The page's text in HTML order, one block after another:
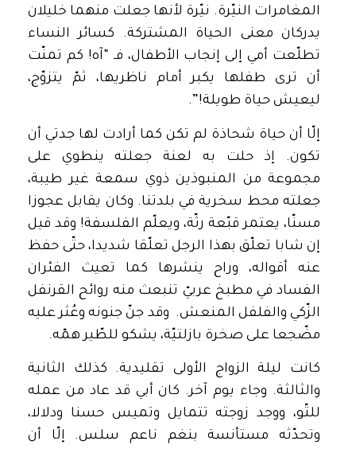
المغامرات النيّرة. نيّرة لأنها جعلت منهما خليلان
يدركان معنى الحياة المشتركة. كسائر النساء
تطلّعت أمي إلى إنجاب الأطفال، فـ “آه! كم تمنّت
أن ترى طفلها يكبر أمام ناظريها، ثمّ يتزوّج،
ليعيش حياة طويلة!”.
إلّا أن حياة شحاذة لم تكن كما أرادت لها جدتي أن
تكون. إذ حلت به لعنة جعلته ينطوي على
مجموعة من المنبوذين ذوي سمعة غير طيبة،
جعلته محط سخرية في بلدتنا. وكان يقابل عجوزا
مسنّا، يعتمر قبّعة رثّة، ويعلّم الفلسفة! وقد قيل
إن شابا تعلّق بهذا الرجل تعلّقا شديدا، حتّى حفظ
عنه أقواله، وراح ينشرها كما تعيث الفئران
الفساد في مطبخ عربيّ تنبعث منه روائح القرنفل
الزّكي والفلفل المنعش. وقد جنّ جنونه وعُثر عليه
مضّجعا على صخرة بازلتيّة، يشكو للطّير همّه.
كانت ليلة الزواج الأولى تقليدية. كذلك الثانية
والثالثة. وجاء يوم آخر. كان أبي قد عاد من عمله
للتّو، ووجد زوجته تتمايل وتميس حسنا ودلالا،
وتحدّثه مستأنسة بنغم ناعم سلس. إلّا أن